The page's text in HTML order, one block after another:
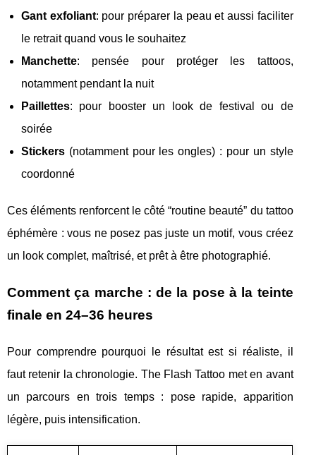
Gant exfoliant: pour préparer la peau et aussi faciliter
le retrait quand vous le souhaitez
Manchette: pensée pour protéger les tattoos,
notamment pendant la nuit
Paillettes: pour booster un look de festival ou de
soirée
Stickers (notamment pour les ongles) : pour un style
coordonné
Ces éléments renforcent le côté “routine beauté” du tattoo
éphémère : vous ne posez pas juste un motif, vous créez
un look complet, maîtrisé, et prêt à être photographié.
Comment ça marche : de la pose à la teinte
finale en 24–36 heures
Pour comprendre pourquoi le résultat est si réaliste, il
faut retenir la chronologie. The Flash Tattoo met en avant
un parcours en trois temps : pose rapide, apparition
légère, puis intensification.